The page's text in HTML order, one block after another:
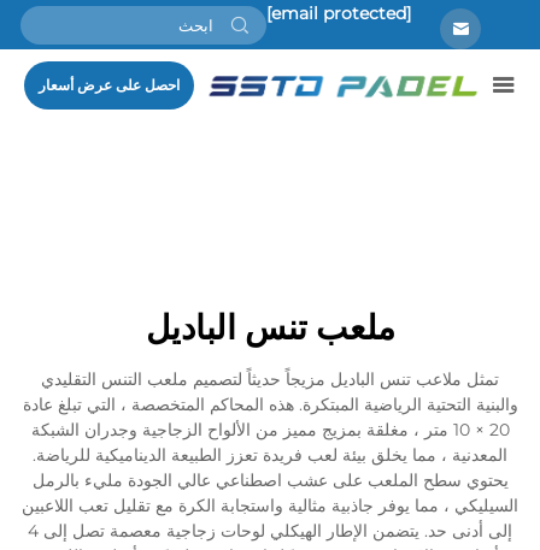
[email protected]
احصل على عرض أسعار
ملعب تنس الباديل
تمثل ملاعب تنس الباديل مزيجاً حديثاً لتصميم ملعب التنس التقليدي
والبنية التحتية الرياضية المبتكرة. هذه المحاكم المتخصصة ، التي تبلغ عادة
20 × 10 متر ، مغلقة بمزيج مميز من الألواح الزجاجية وجدران الشبكة
المعدنية ، مما يخلق بيئة لعب فريدة تعزز الطبيعة الديناميكية للرياضة.
يحتوي سطح الملعب على عشب اصطناعي عالي الجودة مليء بالرمل
السيليكي ، مما يوفر جاذبية مثالية واستجابة الكرة مع تقليل تعب اللاعبين
إلى أدنى حد. يتضمن الإطار الهيكلي لوحات زجاجية معصمة تصل إلى 4